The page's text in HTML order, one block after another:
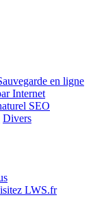
en ligne
Internet
SEO
Divers
LWS.fr